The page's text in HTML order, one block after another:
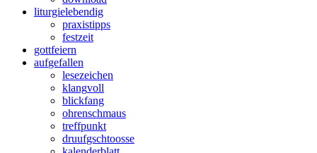
liturgielebendig
praxistipps
festzeit
gottfeiern
aufgefallen
lesezeichen
klangvoll
blickfang
ohrenschmaus
treffpunkt
druufgschtoosse